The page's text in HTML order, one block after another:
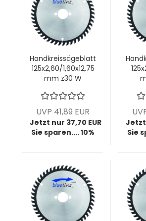
Handkreissägeblatt
125x2,60/1,60x12,75
mm z30 W
UVP 41,89 EUR
Jetzt nur 37,70 EUR
Sie sparen.... 10%
Jetzt
Sie